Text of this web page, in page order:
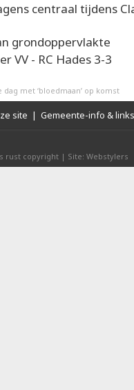
centraal tijdens
grondoppervlakte
VV - RC Hades 3-3
dag met ‘bloedmaan’ op komst
site | Gemeente-info & links
rust copyright | Site: Webstylers